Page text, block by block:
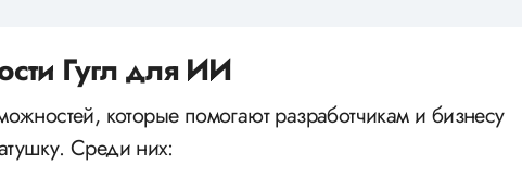
Гугл для ИИ
которые помогают разработчикам и бизнесу
Среди них: